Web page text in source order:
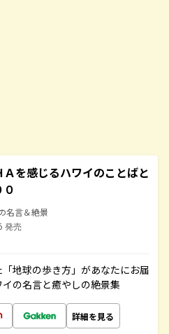
Ａを感じるハワイのことばと
名言＆絶景
発売
地球の歩き方」があなたにお届
の名言と癒やしの絶景集
詳細を見る